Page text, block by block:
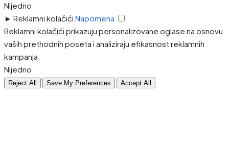
Nijedno
► Reklamni kolačići Napomena
Reklamni kolačići prikazuju personalizovane oglase na osnovu
vaših prethodnih poseta i analiziraju efikasnost reklamnih
kampanja.
Nijedno
Reject All Save My Preferences Accept All